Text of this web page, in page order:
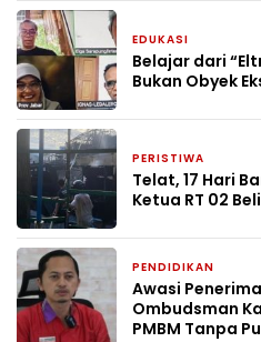
EDUKASI
Belajar dari
Bukan Obyek
PERISTIWA
Telat, 17 Hari
Ketua RT 02
PENDIDIKAN
Awasi
Ombudsman
PMBM Tanpa